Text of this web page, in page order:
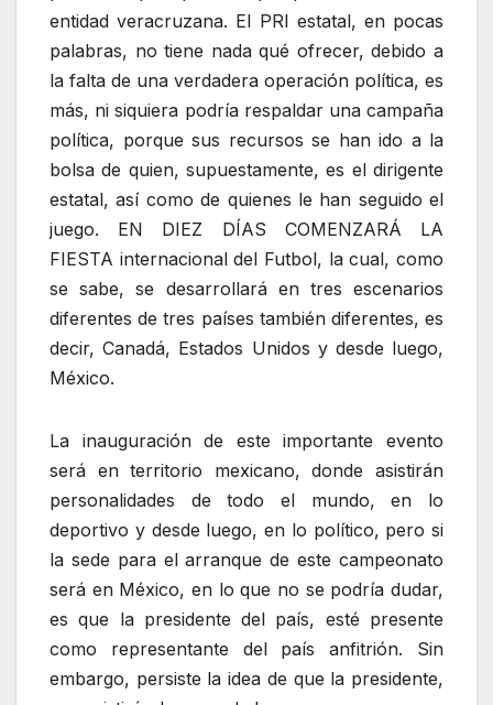
entidad veracruzana. El PRI estatal, en pocas
palabras, no tiene nada qué ofrecer, debido a
la falta de una verdadera operación política, es
más, ni siquiera podría respaldar una campaña
política, porque sus recursos se han ido a la
bolsa de quien, supuestamente, es el dirigente
estatal, así como de quienes le han seguido el
juego. EN DIEZ DÍAS COMENZARÁ LA
FIESTA internacional del Futbol, la cual, como
se sabe, se desarrollará en tres escenarios
diferentes de tres países también diferentes, es
decir, Canadá, Estados Unidos y desde luego,
México.
La inauguración de este importante evento
será en territorio mexicano, donde asistirán
personalidades de todo el mundo, en lo
deportivo y desde luego, en lo político, pero si
la sede para el arranque de este campeonato
será en México, en lo que no se podría dudar,
es que la presidente del país, esté presente
como representante del país anfitrión. Sin
embargo, persiste la idea de que la presidente,